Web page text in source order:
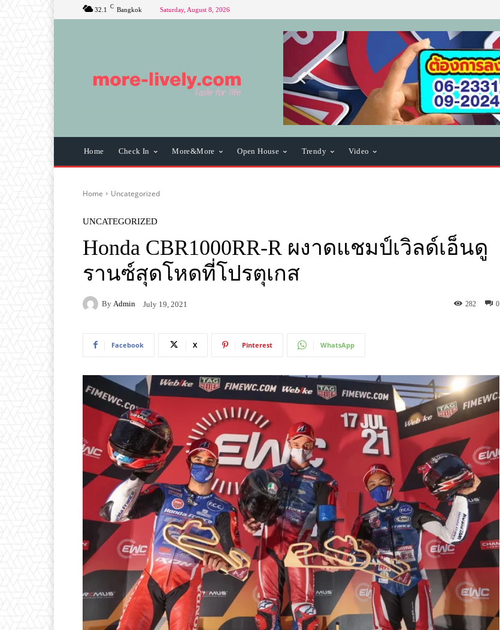
32.1 C Bangkok Saturday, August 8, 2026
Home Check In More&More Open House Trendy Video
Home Uncategorized
UNCATEGORIZED
Honda CBR1000RR-R ผงาดแชมป์เวิลด์เอ็นดู
รานซ์สุดโหดที่โปรตุเกส
By Admin July 19, 2021 0
282
Facebook X Pinterest WhatsApp